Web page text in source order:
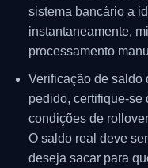
sistema bancário a
instantaneamente,
processamento
Verificação de saldo
pedido, certifique-se
condições de
O saldo real deve
deseja sacar para